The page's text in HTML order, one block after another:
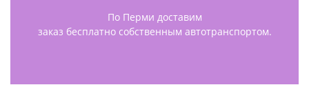
По Перми доставим
заказ бесплатно собственным автотранспортом.